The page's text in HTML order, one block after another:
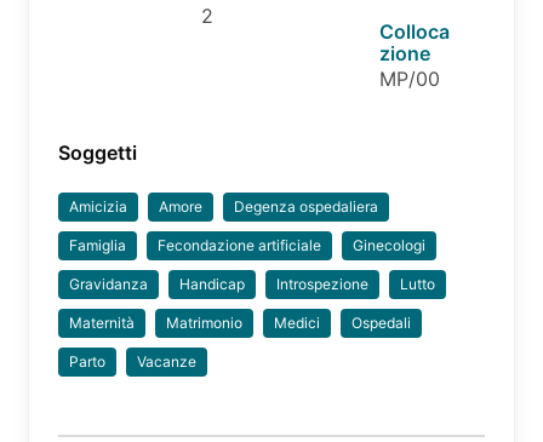
2
Colloca
zione
MP/00
Soggetti
Amicizia Amore Degenza ospedaliera
Famiglia Fecondazione artificiale Ginecologi
Gravidanza Handicap Introspezione Lutto
Maternità Matrimonio Medici Ospedali
Parto Vacanze